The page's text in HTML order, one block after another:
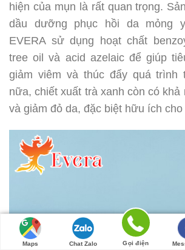
hiện của mụn là rất quan trọng.
dầu dưỡng phục hồi da mỏng
EVERA sử dụng hoạt chất
tree oil và acid azelaic để giúp
giảm viêm và thúc đẩy quá trình
nữa, chiết xuất trà xanh còn có khả
và giảm đỏ da, đặc biệt hữu ích
Maps Chat Zalo Gọi điện